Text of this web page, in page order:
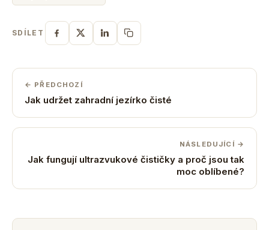
SDÍLET
← PŘEDCHOZÍ
Jak udržet zahradní jezírko čisté
NÁSLEDUJÍCÍ →
Jak fungují ultrazvukové čističky a proč jsou tak
moc oblíbené?